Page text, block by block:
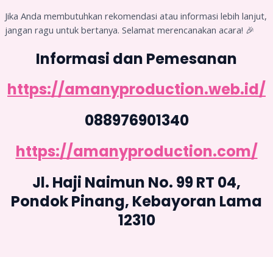
Jika Anda membutuhkan rekomendasi atau informasi lebih lanjut,
jangan ragu untuk bertanya. Selamat merencanakan acara! 🎉
Informasi dan Pemesanan
https://amanyproduction.web.id/
088976901340
https://amanyproduction.com/
Jl. Haji Naimun No. 99 RT 04,
Pondok Pinang, Kebayoran Lama
12310